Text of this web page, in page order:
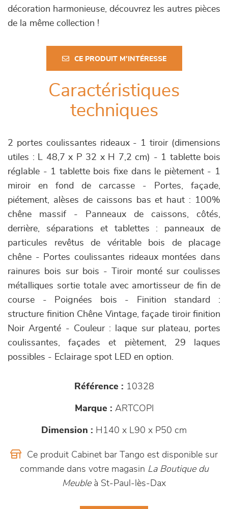
décoration harmonieuse, découvrez les autres pièces
de la même collection !
CE PRODUIT M'INTÉRESSE
Caractéristiques
techniques
2 portes coulissantes rideaux - 1 tiroir (dimensions
utiles : L 48,7 x P 32 x H 7,2 cm) - 1 tablette bois
réglable - 1 tablette bois fixe dans le piètement - 1
miroir en fond de carcasse - Portes, façade,
piétement, alèses de caissons bas et haut : 100%
chêne massif - Panneaux de caissons, côtés,
derrière, séparations et tablettes : panneaux de
particules revêtus de véritable bois de placage
chêne - Portes coulissantes rideaux montées dans
rainures bois sur bois - Tiroir monté sur coulisses
métalliques sortie totale avec amortisseur de fin de
course - Poignées bois - Finition standard :
structure finition Chêne Vintage, façade tiroir finition
Noir Argenté - Couleur : laque sur plateau, portes
coulissantes, façades et piètement, 29 laques
possibles - Eclairage spot LED en option.
Référence : 10328
Marque : ARTCOPI
Dimension : H140 x L90 x P50 cm
Ce produit Cabinet bar Tango est disponible sur
commande dans votre magasin La Boutique du
Meubleà St-Paul-lès-Dax